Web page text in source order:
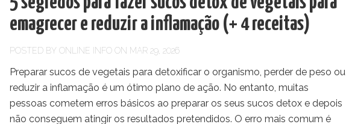
emagrecer e reduzir a inflamação (+ 4 receitas)
POSTED BY ONLINE INFO ON MAR 29, 2026
Preparar sucos de vegetais para detoxificar o organismo, perder de peso ou
reduzir a inflamação é um ótimo plano de ação. No entanto, muitas
pessoas cometem erros básicos ao preparar os seus sucos detox e depois
não conseguem atingir os resultados pretendidos. O erro mais comum é